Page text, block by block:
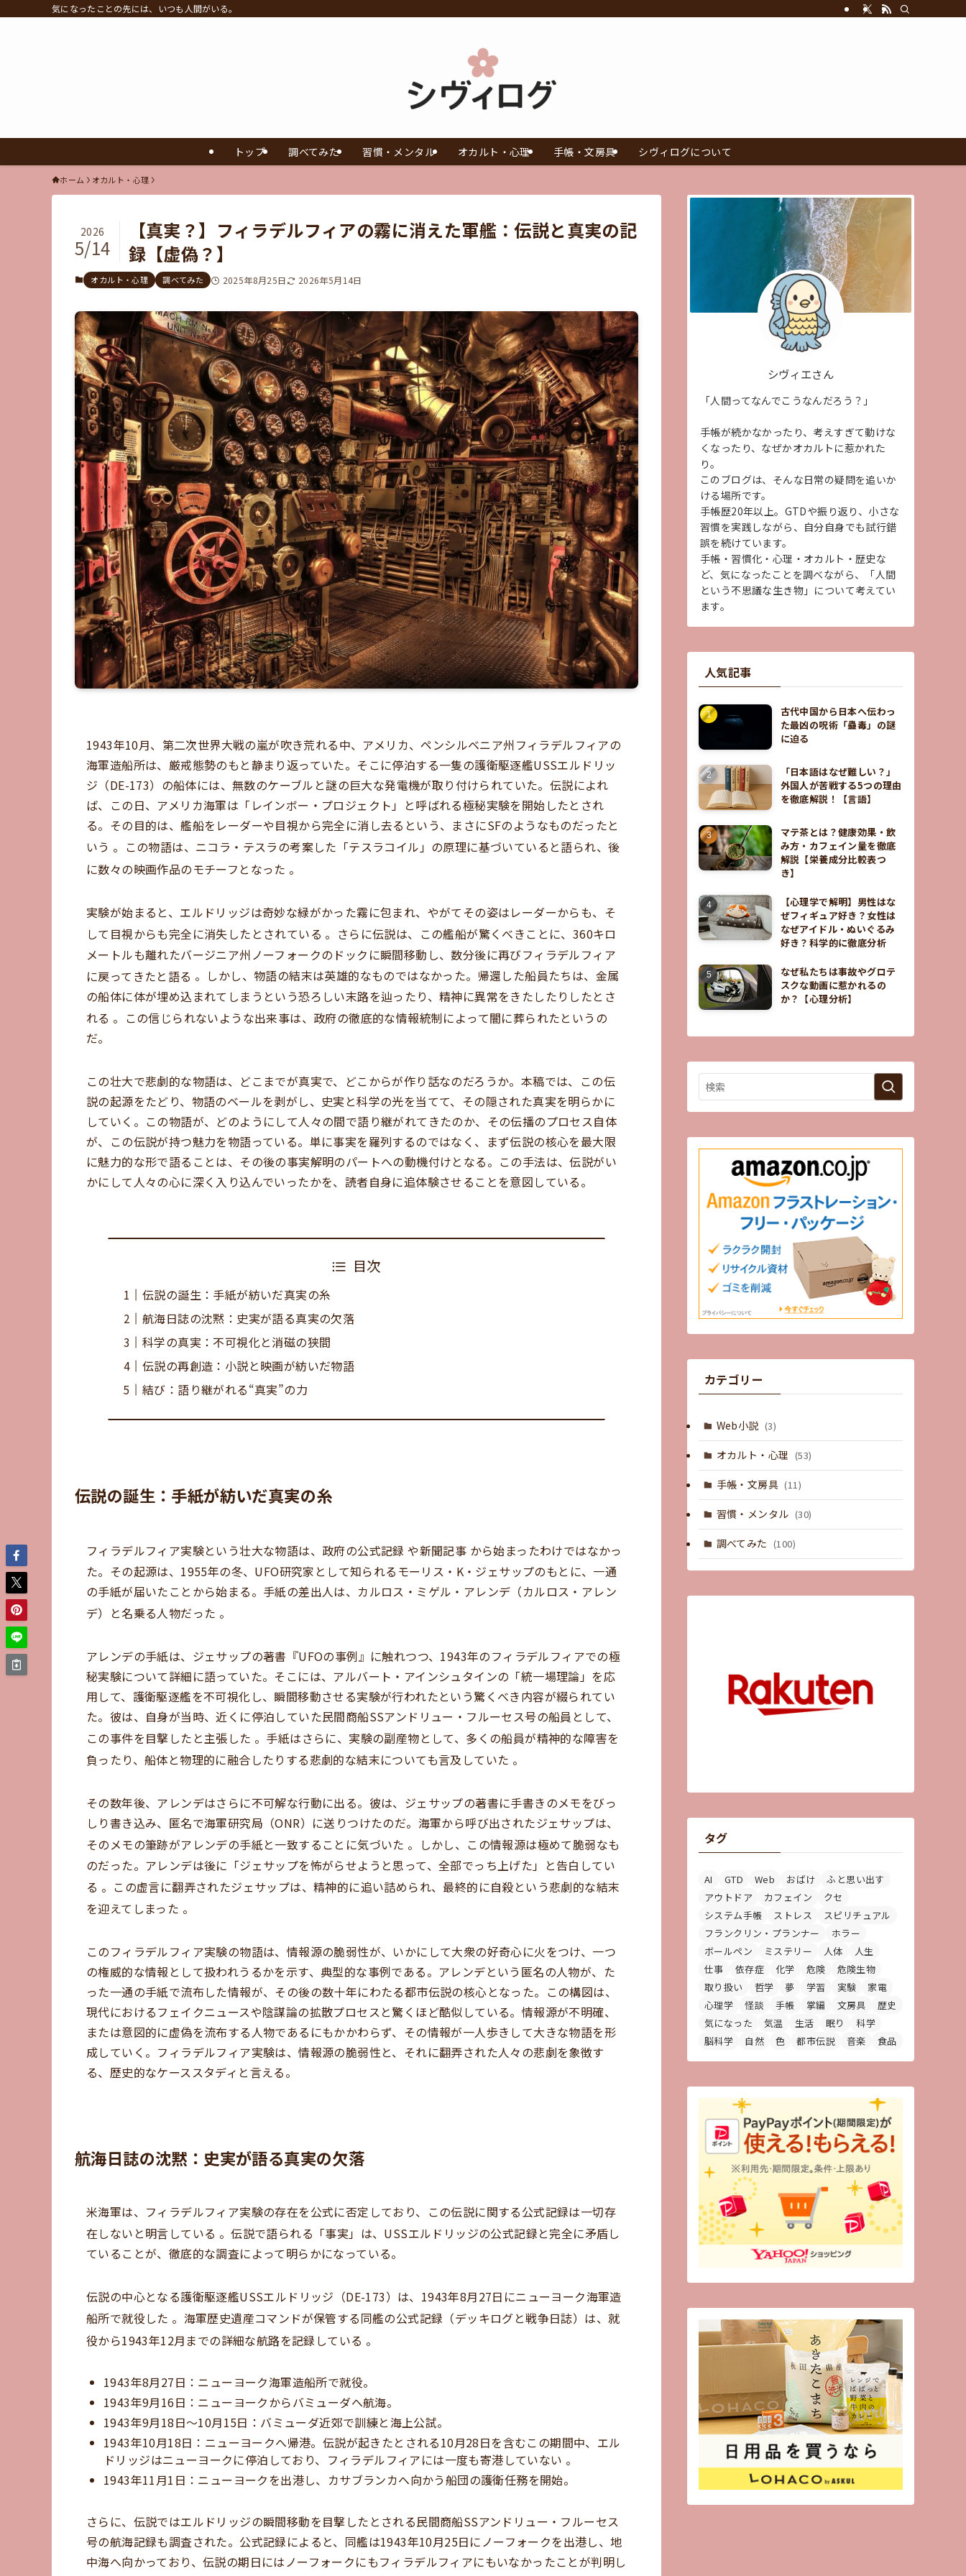
気になったことの先には、いつも人間がいる。
トップ 調べてみた 習慣・メンタル オカルト・心理 手帳・文房具 シヴィログについて
ホーム オカルト・心理
【真実？】フィラデルフィアの霧に消えた軍艦：伝説と真実の記
録【虚偽？】
2026
5/14
オカルト・心理 調べてみた 2025年8月25日 2026年5月14日
1943年10月、第二次世界大戦の嵐が吹き荒れる中、アメリカ、ペンシルベニア州フィラデルフィアの
海軍造船所は、厳戒態勢のもと静まり返っていた。そこに停泊する一隻の護衛駆逐艦USSエルドリッ
ジ（DE-173）の船体には、無数のケーブルと謎の巨大な発電機が取り付けられていた。伝説によれ
ば、この日、アメリカ海軍は「レインボー・プロジェクト」と呼ばれる極秘実験を開始したとされ
る。その目的は、艦船をレーダーや目視から完全に消し去るという、まさにSFのようなものだったと
いう 。この物語は、ニコラ・テスラの考案した「テスラコイル」の原理に基づいていると語られ、後
に数々の映画作品のモチーフとなった 。
実験が始まると、エルドリッジは奇妙な緑がかった霧に包まれ、やがてその姿はレーダーからも、そ
して目視からも完全に消失したとされている 。さらに伝説は、この艦船が驚くべきことに、360キロ
メートルも離れたバージニア州ノーフォークのドックに瞬間移動し、数分後に再びフィラデルフィア
に戻ってきたと語る 。しかし、物語の結末は英雄的なものではなかった。帰還した船員たちは、金属
の船体に体が埋め込まれてしまうという恐ろしい末路を辿ったり、精神に異常をきたしたりしたとさ
れる 。この信じられないような出来事は、政府の徹底的な情報統制によって闇に葬られたというの
だ。
この壮大で悲劇的な物語は、どこまでが真実で、どこからが作り話なのだろうか。本稿では、この伝
説の起源をたどり、物語のベールを剥がし、史実と科学の光を当てて、その隠された真実を明らかに
していく。この物語が、どのようにして人々の間で語り継がれてきたのか、その伝播のプロセス自体
が、この伝説が持つ魅力を物語っている。単に事実を羅列するのではなく、まず伝説の核心を最大限
に魅力的な形で語ることは、その後の事実解明のパートへの動機付けとなる。この手法は、伝説がい
かにして人々の心に深く入り込んでいったかを、読者自身に追体験させることを意図している。
目次
伝説の誕生：手紙が紡いだ真実の糸
航海日誌の沈黙：史実が語る真実の欠落
科学の真実：不可視化と消磁の狭間
伝説の再創造：小説と映画が紡いだ物語
結び：語り継がれる“真実”の力
伝説の誕生：手紙が紡いだ真実の糸
フィラデルフィア実験という壮大な物語は、政府の公式記録や新聞記事 から始まったわけではなかっ
た。その起源は、1955年の冬、UFO研究家として知られるモーリス・K・ジェサップのもとに、一通
の手紙が届いたことから始まる。手紙の差出人は、カルロス・ミゲル・アレンデ（カルロス・アレン
デ）と名乗る人物だった 。
アレンデの手紙は、ジェサップの著書『UFOの事例』に触れつつ、1943年のフィラデルフィアでの極
秘実験について詳細に語っていた。そこには、アルバート・アインシュタインの「統一場理論」を応
用して、護衛駆逐艦を不可視化し、瞬間移動させる実験が行われたという驚くべき内容が綴られてい
た。彼は、自身が当時、近くに停泊していた民間商船SSアンドリュー・フルーセス号の船員として、
この事件を目撃したと主張した 。手紙はさらに、実験の副産物として、多くの船員が精神的な障害を
負ったり、船体と物理的に融合したりする悲劇的な結末についても言及していた 。
その数年後、アレンデはさらに不可解な行動に出る。彼は、ジェサップの著書に手書きのメモをびっ
しり書き込み、匿名で海軍研究局（ONR）に送りつけたのだ。海軍から呼び出されたジェサップは、
そのメモの筆跡がアレンデの手紙と一致することに気づいた 。しかし、この情報源は極めて脆弱なも
のだった。アレンデは後に「ジェサップを怖がらせようと思って、全部でっち上げた」と告白してい
る 。この虚言に翻弄されたジェサップは、精神的に追い詰められ、最終的に自殺という悲劇的な結末
を迎えてしまった 。
このフィラデルフィア実験の物語は、情報源の脆弱性が、いかにして大衆の好奇心に火をつけ、一つ
の権威的な情報として扱われうるかを示す、典型的な事例である。アレンデという匿名の人物が、た
った一通の手紙で流布した情報が、その後の数十年にわたる都市伝説の核心となった。この構図は、
現代におけるフェイクニュースや陰謀論の拡散プロセスと驚くほど酷似している。情報源が不明確、
または意図的に虚偽を流布する人物であるにもかかわらず、その情報が一人歩きして大きな物語を形
成していく。フィラデルフィア実験は、情報源の脆弱性と、それに翻弄された人々の悲劇を象徴す
る、歴史的なケーススタディと言える。
航海日誌の沈黙：史実が語る真実の欠落
米海軍は、フィラデルフィア実験の存在を公式に否定しており、この伝説に関する公式記録は一切存
在しないと明言している 。伝説で語られる「事実」は、USSエルドリッジの公式記録と完全に矛盾し
ていることが、徹底的な調査によって明らかになっている。
伝説の中心となる護衛駆逐艦USSエルドリッジ（DE-173）は、1943年8月27日にニューヨーク海軍造
船所で就役した 。海軍歴史遺産コマンドが保管する同艦の公式記録（デッキログと戦争日誌）は、就
役から1943年12月までの詳細な航路を記録している 。
1943年8月27日：ニューヨーク海軍造船所で就役。
1943年9月16日：ニューヨークからバミューダへ航海。
1943年9月18日～10月15日：バミューダ近郊で訓練と海上公試。
1943年10月18日：ニューヨークへ帰港。伝説が起きたとされる10月28日を含むこの期間中、エル
ドリッジはニューヨークに停泊しており、フィラデルフィアには一度も寄港していない 。
1943年11月1日：ニューヨークを出港し、カサブランカへ向かう船団の護衛任務を開始。
さらに、伝説ではエルドリッジの瞬間移動を目撃したとされる民間商船SSアンドリュー・フルーセス
号の航海記録も調査された。公式記録によると、同艦は1943年10月25日にノーフォークを出港し、地
中海へ向かっており、伝説の期日にはノーフォークにもフィラデルフィアにもいなかったことが判明し
シヴィエさん
「人間ってなんでこうなんだろう？」
手帳が続かなかったり、考えすぎて動けな
くなったり、なぜかオカルトに惹かれた
り。
このブログは、そんな日常の疑問を追いか
ける場所です。
手帳歴20年以上。GTDや振り返り、小さな
習慣を実践しながら、自分自身でも試行錯
誤を続けています。
手帳・習慣化・心理・オカルト・歴史な
ど、気になったことを調べながら、「人間
という不思議な生き物」について考えてい
ます。
人気記事
古代中国から日本へ伝わっ
た最凶の呪術「蠱毒」の謎
に迫る
「日本語はなぜ難しい？」
外国人が苦戦する5つの理由
を徹底解説！【言語】
マテ茶とは？健康効果・飲
み方・カフェイン量を徹底
解説【栄養成分比較表つ
き】
【心理学で解明】男性はな
ぜフィギュア好き？女性は
なぜアイドル・ぬいぐるみ
好き？科学的に徹底分析
なぜ私たちは事故やグロテ
スクな動画に惹かれるの
か？【心理分析】
カテゴリー
Web小説 (3)
オカルト・心理 (53)
手帳・文房具 (11)
習慣・メンタル (30)
調べてみた (100)
タグ
AI GTD Web おばけ
ふと思い出す
アウトドア
カフェイン
クセ
システム手帳
ストレス
スピリチュアル
フランクリン・プランナー
ホラー
ボールペン
ミステリー 人体
人生
仕事
依存症 化学 危険
危険生物
取り扱い
哲学 夢 学習 実験
家電
心理学
怪談 手帳 掌編 文房具
歴史
気になった
気温 生活 眠り
科学
脳科学
自然 色 都市伝説 音楽 食品